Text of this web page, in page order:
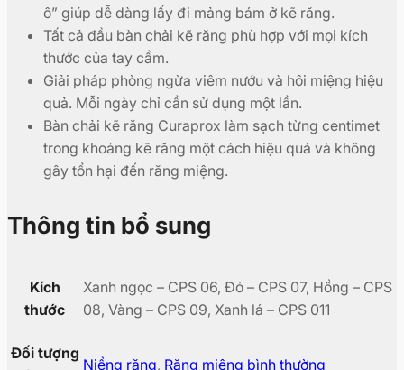
ô” giúp dễ dàng lấy đi mảng bám ở kẽ răng.
Tất cả đầu bàn chải kẽ răng phù hợp với mọi kích
thước của tay cầm.
Giải pháp phòng ngừa viêm nướu và hôi miệng hiệu
quả. Mỗi ngày chỉ cần sử dụng một lần.
Bàn chải kẽ răng Curaprox làm sạch từng centimet
trong khoảng kẽ răng một cách hiệu quả và không
gây tổn hại đến răng miệng.
Thông tin bổ sung
Kích
thước
Xanh ngọc – CPS 06, Đỏ – CPS 07, Hồng – CPS
08, Vàng – CPS 09, Xanh lá – CPS 011
Đối tượng
Niềng răng, Răng miệng bình thường